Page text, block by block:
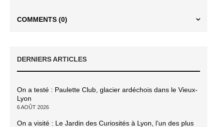
COMMENTS (0)
DERNIERS ARTICLES
On a testé : Paulette Club, glacier ardéchois dans le Vieux-
Lyon
6 AOÛT 2026
On a visité : Le Jardin des Curiosités à Lyon, l’un des plus